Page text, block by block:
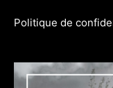
Politique de